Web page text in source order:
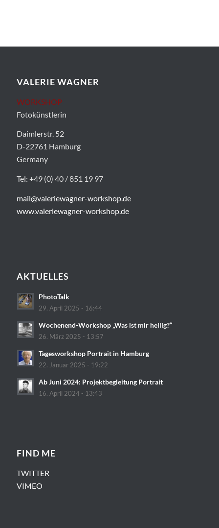
VALERIE WAGNER
WORKSHOP
Fotokünstlerin
Daimlerstr. 52
D-22761 Hamburg
Germany
Tel: +49 (0) 40 / 851 19 97
mail@valeriewagner-workshop.de
www.valeriewagner-workshop.de
AKTUELLES
PhotoTalk
29. April 2025 - 16:44
Wochenend-Workshop „Was ist mir heilig?“
26. März 2025 - 13:57
Tagesworkshop Portrait in Hamburg
22. Januar 2025 - 19:22
Ab Juni 2024: Projektbegleitung Portrait
16. April 2024 - 13:43
FIND ME
TWITTER
VIMEO